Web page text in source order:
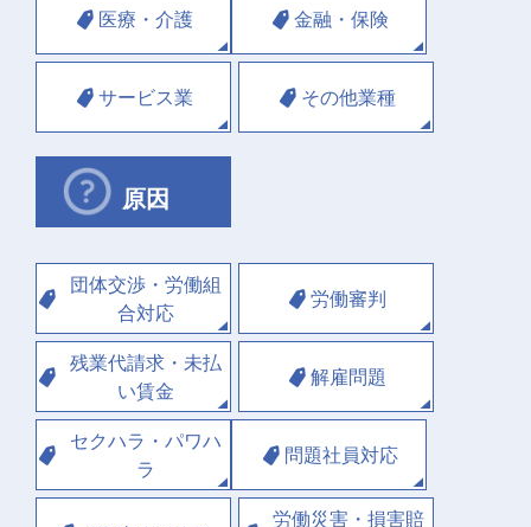
医療・介護 金融・保険
サービス業 その他業種
原因
団体交渉・労働組
合対応
労働審判
残業代請求・未払
い賃金
解雇問題
セクハラ・パワハ
ラ
問題社員対応
労働災害・損害賠